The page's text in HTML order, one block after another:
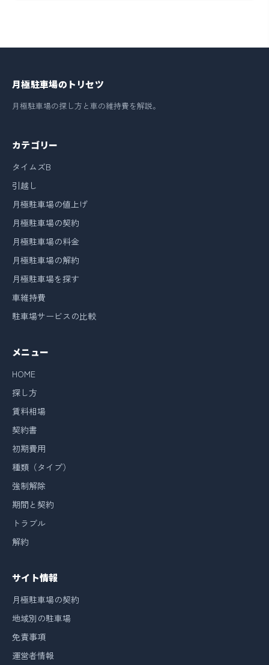
月極駐車場のトリセツ
月極駐車場の探し方と車の維持費を解説。
カテゴリー
タイムズB
引越し
月極駐車場の値上げ
月極駐車場の契約
月極駐車場の料金
月極駐車場の解約
月極駐車場を探す
車維持費
駐車場サービスの比較
メニュー
HOME
探し方
賃料相場
契約書
初期費用
種類（タイプ）
強制解除
期間と契約
トラブル
解約
サイト情報
月極駐車場の契約
地域別の駐車場
免責事項
運営者情報